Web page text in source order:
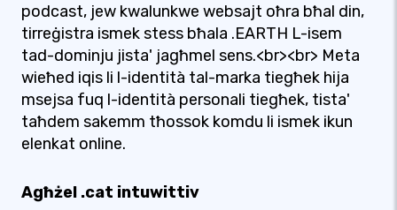
podcast, jew kwalunkwe websajt oħra bħal din,
tirreġistra ismek stess bħala .EARTH L-isem
tad-dominju jista' jagħmel sens.<br><br> Meta
wieħed iqis li l-identità tal-marka tiegħek hija
msejsa fuq l-identità personali tiegħek, tista'
taħdem sakemm tħossok komdu li ismek ikun
elenkat online.
Agħżel .cat intuwittiv